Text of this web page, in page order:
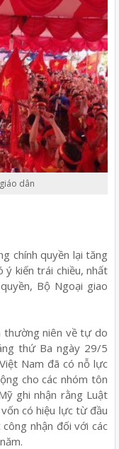
dân
chính quyền lại tăng
ý kiến trái chiều, nhất
Bộ Ngoại giao
thường niên về tự do
thứ Ba ngày 29/5
Nam đã có nỗ lực
cho các nhóm tôn
ghi nhận rằng Luật
có hiệu lực từ đầu
nhận đối với các